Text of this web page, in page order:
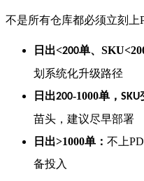
不是所有仓库都必须立刻上
日出<200单、
划系统化升级路径
日出200-1000单 ， SKU
苗头，建议尽早部署
日出>1000单： 不上
备投入